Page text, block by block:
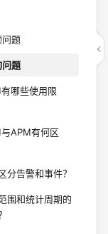
问题
问题
哪些使用限
APM有何区
分告警和事件？
围和统计周期的